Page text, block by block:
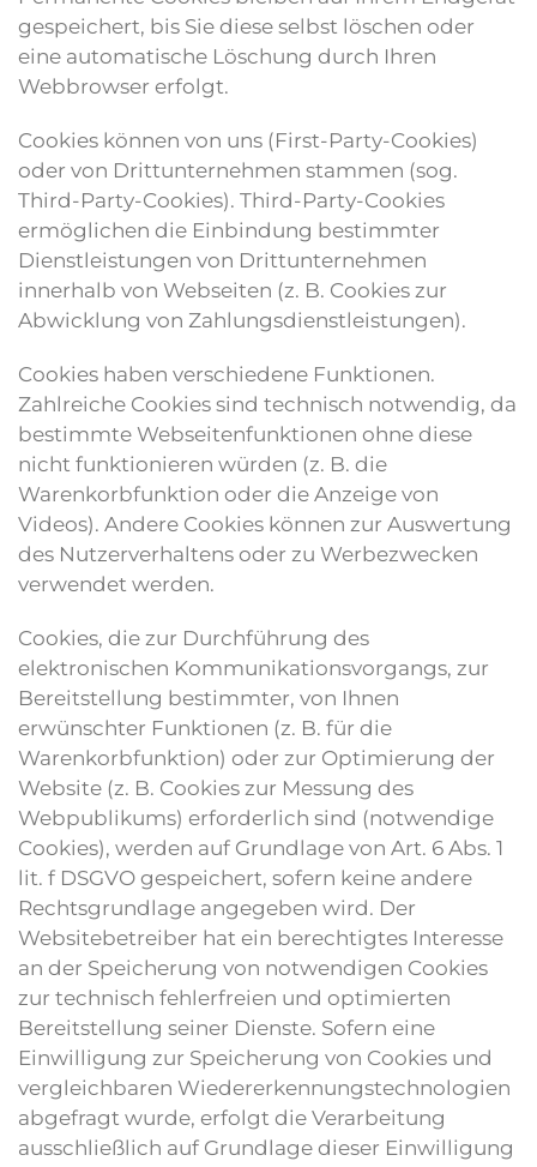
gespeichert, bis Sie diese selbst löschen oder
eine automatische Löschung durch Ihren
Webbrowser erfolgt.
Cookies können von uns (First-Party-Cookies)
oder von Drittunternehmen stammen (sog.
Third-Party-Cookies). Third-Party-Cookies
ermöglichen die Einbindung bestimmter
Dienstleistungen von Drittunternehmen
innerhalb von Webseiten (z. B. Cookies zur
Abwicklung von Zahlungsdienstleistungen).
Cookies haben verschiedene Funktionen.
Zahlreiche Cookies sind technisch notwendig, da
bestimmte Webseitenfunktionen ohne diese
nicht funktionieren würden (z. B. die
Warenkorbfunktion oder die Anzeige von
Videos). Andere Cookies können zur Auswertung
des Nutzerverhaltens oder zu Werbezwecken
verwendet werden.
Cookies, die zur Durchführung des
elektronischen Kommunikationsvorgangs, zur
Bereitstellung bestimmter, von Ihnen
erwünschter Funktionen (z. B. für die
Warenkorbfunktion) oder zur Optimierung der
Website (z. B. Cookies zur Messung des
Webpublikums) erforderlich sind (notwendige
Cookies), werden auf Grundlage von Art. 6 Abs. 1
lit. f DSGVO gespeichert, sofern keine andere
Rechtsgrundlage angegeben wird. Der
Websitebetreiber hat ein berechtigtes Interesse
an der Speicherung von notwendigen Cookies
zur technisch fehlerfreien und optimierten
Bereitstellung seiner Dienste. Sofern eine
Einwilligung zur Speicherung von Cookies und
vergleichbaren Wiedererkennungstechnologien
abgefragt wurde, erfolgt die Verarbeitung
ausschließlich auf Grundlage dieser Einwilligung